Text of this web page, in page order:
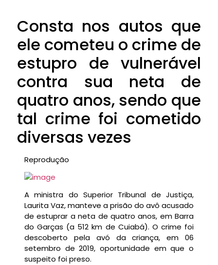
Consta nos autos que
ele cometeu o crime de
estupro de vulnerável
contra sua neta de
quatro anos, sendo que
tal crime foi cometido
diversas vezes
Reprodução
A ministra do Superior Tribunal de Justiça,
Laurita Vaz, manteve a prisão do avô acusado
de estuprar a neta de quatro anos, em Barra
do Garças (a 512 km de Cuiabá). O crime foi
descoberto pela avó da criança, em 06
setembro de 2019, oportunidade em que o
suspeito foi preso.